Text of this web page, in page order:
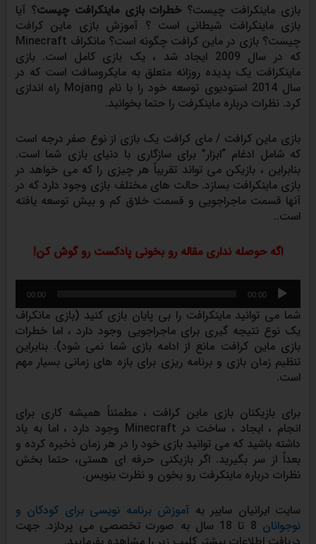
بازی ماینکرافت چیست؟ خطرات بازی ماینکرافت چیست؟ آیا
بازی ماینکرافت شیطانی است ؟ آموزش بازی ماین کرافت
چیست؟ بازی در ماین کرافت چگونه است؟ مانکراف Minecraft
که در سال 2009 ایجاد شد ، یک بازی کامل است. بازی
ماینکرافت یک پدیده روزانه متعلق به مایکروسافت است که در
سال 2014 استودیوی توسعه خود را با نام Mojang راه اندازی
کرد. نظرات درباره ماینکرفت را حتما بخوانید.
بازی ماین کرافت / مای کرافت یک بازی از نوع صفر درجه است
که شامل ادغام “ابزار” برای سازگاری با دنیای بازی شما است.
بنابراین ، بازیکن می تواند تقریباً هر چیزی را که می خواهد در
بازی ماینکرافت بسازد. حالت های مختلف بازی وجود دارد که در
آنها قسمت ماجراجویی و قسمت خلاق کم و بیش توسعه یافته
است..
اگه حوصله نداری مقاله رو بخونی پادکست رو گوش کن!
پخش‌کننده
صوت
00:00
00:00
شما می توانید ماینکرافت را بی پایان بازی کنید (بازی مانکراف
یک نوع نتیجه گیری برای ماجراجویی وجود دارد ، اما خطرات
بازی ماین کرافت مانع از ادامه بازی شما نمی شود). بنابراین
تنظیم زمان بازی و برنامه ریزی برای بازه های زمانی بسیار مهم
است.
برای بازیکنان بازی ماین کرافت ، مطمئناً همیشه کاری برای
انجام ، ایجاد ، ساخت در Minecraft وجود دارد ، اما به یاد
داشته باشید که می توانید بازی خود را در هر زمان ذخیره کرده و
بعداً از سر بگیرید. اگر بازیکنی حرفه ای هستی، حتما بخش
نظرات درباره ماینکرفت رو بخون و نظرت بنویس.
سایت ایرانیان سایبر به آموزش برنامه نویسی برای کودکان و
نوجوانان
8 تا 18 سال به صورت تخصصی می پردازد. جهت